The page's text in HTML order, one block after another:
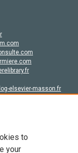
elsevier-masson.fr
to
your